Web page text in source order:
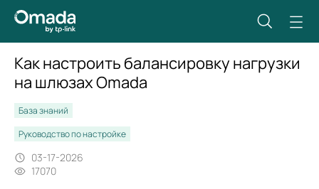
Как настроить балансировку нагрузки
на шлюзах Omada
База знаний
Руководство по настройке
03-17-2026
17070